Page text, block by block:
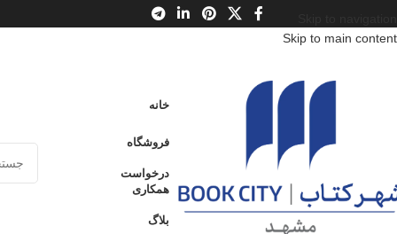
Skip to main content
خانه
فروشگاه
درخواست
همکاری
بلاگ